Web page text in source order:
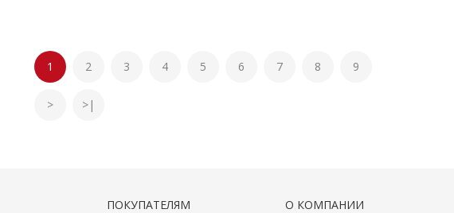
1 2 3 4 5 6 7 8 9
> >|
ПОКУПАТЕЛЯМ О КОМПАНИИ